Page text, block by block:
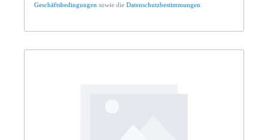
Geschäftsbedingungen sowie die Datenschutzbestimmungen